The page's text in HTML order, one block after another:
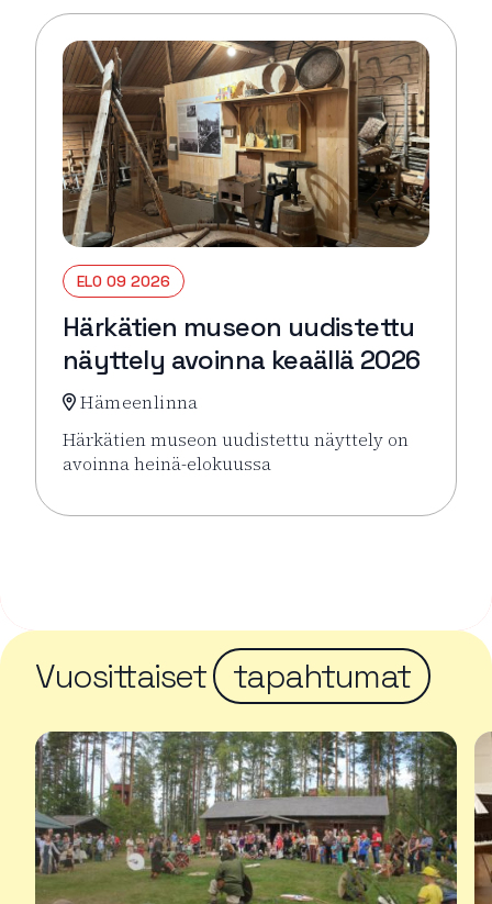
ELO 09 2026
Härkätien museon uudistettu
näyttely avoinna keaällä 2026
Hämeenlinna
Härkätien museon uudistettu näyttely on
avoinna heinä-elokuussa
Lue lisää tapahtumasta Härkätien museon
Vuosittaiset tapahtumat